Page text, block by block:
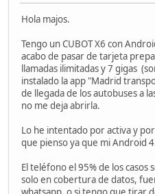
Hola majos.
Tengo un CUBOT X6 con
acabo de pasar de tarjeta
llamadas ilimitadas y 7 gigas
instalado la app "Madrid
de llegada de los autobuses a
no me deja abrirla.
Lo he intentado por activa y
que pienso ya que mi Android
El teléfono el 95% de los casos
solo en cobertura de datos,